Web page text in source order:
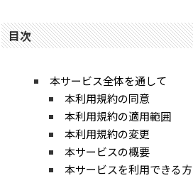
目次
本サービス全体を通して
本利用規約の同意
本利用規約の適用範囲
本利用規約の変更
本サービスの概要
本サービスを利用できる方